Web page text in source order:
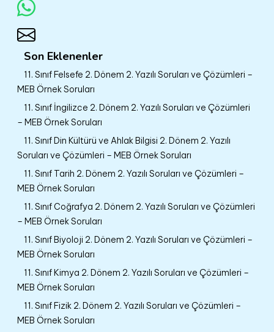
Son Eklenenler
11. Sınıf Felsefe 2. Dönem 2. Yazılı Soruları ve Çözümleri –
MEB Örnek Soruları
11. Sınıf İngilizce 2. Dönem 2. Yazılı Soruları ve Çözümleri
– MEB Örnek Soruları
11. Sınıf Din Kültürü ve Ahlak Bilgisi 2. Dönem 2. Yazılı
Soruları ve Çözümleri – MEB Örnek Soruları
11. Sınıf Tarih 2. Dönem 2. Yazılı Soruları ve Çözümleri –
MEB Örnek Soruları
11. Sınıf Coğrafya 2. Dönem 2. Yazılı Soruları ve Çözümleri
– MEB Örnek Soruları
11. Sınıf Biyoloji 2. Dönem 2. Yazılı Soruları ve Çözümleri –
MEB Örnek Soruları
11. Sınıf Kimya 2. Dönem 2. Yazılı Soruları ve Çözümleri –
MEB Örnek Soruları
11. Sınıf Fizik 2. Dönem 2. Yazılı Soruları ve Çözümleri –
MEB Örnek Soruları